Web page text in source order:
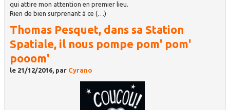
qui attire mon attention en premier lieu.
Rien de bien surprenant à ce (…)
Thomas Pesquet, dans sa Station
Spatiale, il nous pompe pom' pom'
pooom'
le 21/12/2016, par Cyrano